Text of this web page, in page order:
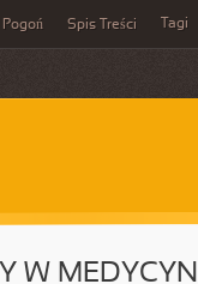
Pogoń Spis Treści Tagi
W